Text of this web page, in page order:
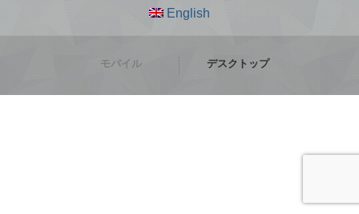
English
モバイル デスクトップ